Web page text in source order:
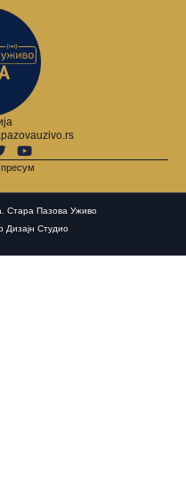
Стара Пазова Уживо
Дизајн Студио